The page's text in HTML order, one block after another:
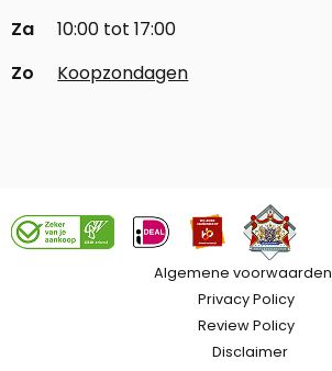
Za
10:00 tot 17:00
Zo
Koopzondagen
Algemene voorwaarden
Privacy Policy
Review Policy
Disclaimer